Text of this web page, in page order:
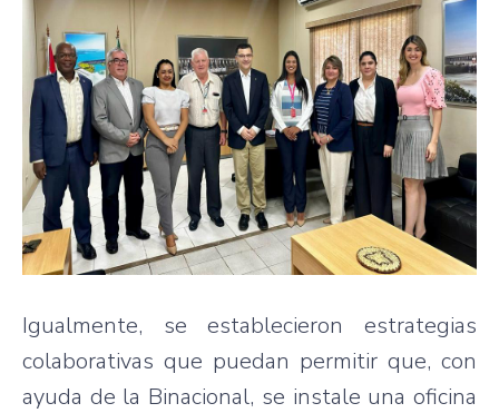
Igualmente, se establecieron estrategias
colaborativas que puedan permitir que, con
ayuda de la Binacional, se instale una oficina